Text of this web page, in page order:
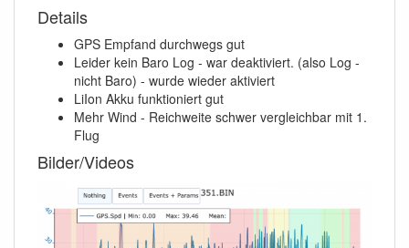
Details
GPS Empfand durchwegs gut
Leider kein Baro Log - war deaktiviert. (also Log -
nicht Baro) - wurde wieder aktiviert
LiIon Akku funktioniert gut
Mehr Wind - Reichweite schwer vergleichbar mit 1.
Flug
Bilder/Videos